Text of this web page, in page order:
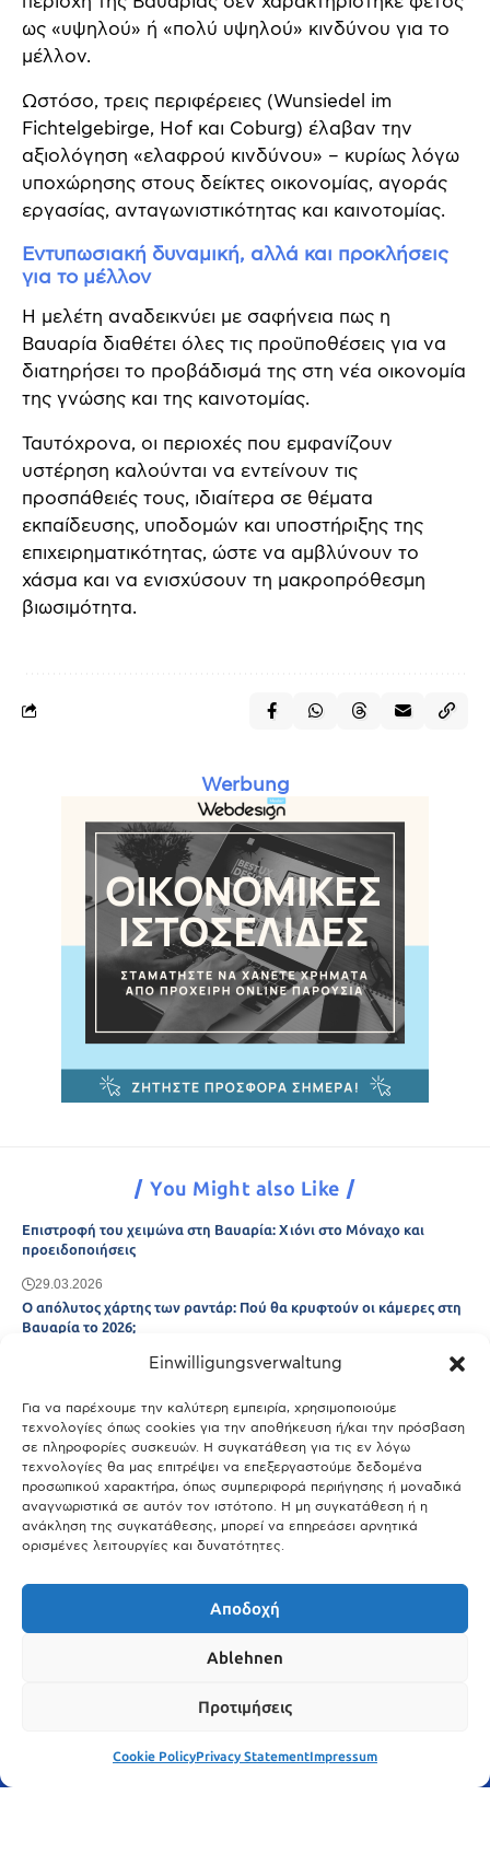
Einwilligungsverwaltung
Για να παρέχουμε την καλύτερη εμπειρία, χρησιμοποιούμε
τεχνολογίες όπως cookies για την αποθήκευση ή/και την πρόσβαση
σε πληροφορίες συσκευών. Η συγκατάθεση για τις εν λόγω
τεχνολογίες θα μας επιτρέψει να επεξεργαστούμε δεδομένα
προσωπικού χαρακτήρα, όπως συμπεριφορά περιήγησης ή μοναδικά
αναγνωριστικά σε αυτόν τον ιστότοπο. Η μη συγκατάθεση ή η
ανάκληση της συγκατάθεσης, μπορεί να επηρεάσει αρνητικά
ορισμένες λειτουργίες και δυνατότητες.
Αποδοχή
Ablehnen
Προτιμήσεις
Cookie PolicyPrivacy StatementImpressum
ως «υψηλού» ή «πολύ υψηλού» κινδύνου για το
μέλλον.
Ωστόσο, τρεις περιφέρειες (Wunsiedel im
Fichtelgebirge, Hof και Coburg) έλαβαν την
αξιολόγηση «ελαφρού κινδύνου» – κυρίως λόγω
υποχώρησης στους δείκτες οικονομίας, αγοράς
εργασίας, ανταγωνιστικότητας και καινοτομίας.
Εντυπωσιακή δυναμική, αλλά και προκλήσεις
για το μέλλον
Η μελέτη αναδεικνύει με σαφήνεια πως η
Βαυαρία διαθέτει όλες τις προϋποθέσεις για να
διατηρήσει το προβάδισμά της στη νέα οικονομία
της γνώσης και της καινοτομίας.
Ταυτόχρονα, οι περιοχές που εμφανίζουν
υστέρηση καλούνται να εντείνουν τις
προσπάθειές τους, ιδιαίτερα σε θέματα
εκπαίδευσης, υποδομών και υποστήριξης της
επιχειρηματικότητας, ώστε να αμβλύνουν το
χάσμα και να ενισχύσουν τη μακροπρόθεσμη
βιωσιμότητα.
Werbung
You Might also Like
Επιστροφή του χειμώνα στη Βαυαρία: Χιόνι στο Μόναχο και
προειδοποιήσεις
29.03.2026
Ο απόλυτος χάρτης των ραντάρ: Πού θα κρυφτούν οι κάμερες στη
Βαυαρία το 2026;
Μόναχο;
25.03.2026
Θύελλα χτυπά το Μόναχο: Κίνδυνος από τους ισχυρούς ανέμους
και τις καταιγίδες
25.03.2026